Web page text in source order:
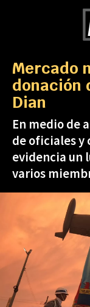
Mercado
donación
Dian
En medio de
de oficiales y
evidencia un
varios